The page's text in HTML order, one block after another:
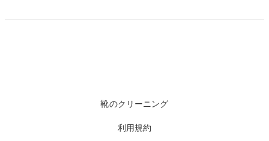
靴のクリーニング
利用規約